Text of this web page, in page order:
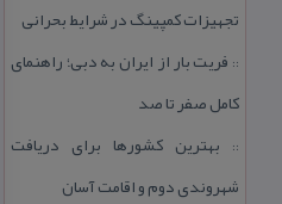
تجهیزات كمپینگ در شرایط بحرانی
:: فریت بار از ایران به دبی؛ راهنمای
كامل صفر تا صد
:: بهترین كشورها برای دریافت
شهروندی دوم و اقامت آسان